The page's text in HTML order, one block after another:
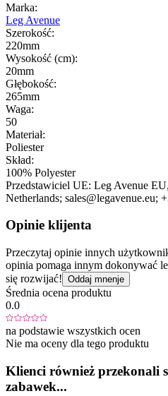
Marka:
Leg Avenue
Szerokość:
220mm
Wysokość (cm):
20mm
Głębokość:
265mm
Waga:
50
Materiał:
Poliester
Skład:
100% Polyester
Przedstawiciel UE: Leg Avenue EU
Netherlands; sales@legavenue.eu;
Opinie klijenta
Przeczytaj opinie innych
opinia pomaga innym dokonywać
się rozwijać! Oddaj mnenje
Średnia ocena produktu
0.0
na podstawie wszystkich ocen
Nie ma oceny dla tego produktu
Klienci również przekonali
zabawek...